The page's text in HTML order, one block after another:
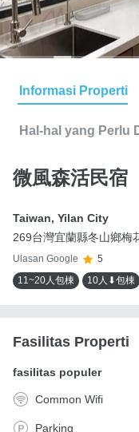
Informasi Properti
Hal-hal yang Perlu
微風森活民宿
Taiwan, Yilan City
269台灣宜蘭縣冬山鄉梅
Ulasan Google
5
11~20人包棟
10人⬇包棟
Fasilitas Properti
fasilitas populer
Common Wifi
Parking